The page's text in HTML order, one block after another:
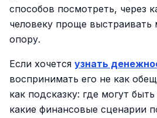
способов посмотреть, через
человеку проще выстраивать
опору.
Если хочется узнать
воспринимать его не как
как подсказку: где могут
какие финансовые сценарии